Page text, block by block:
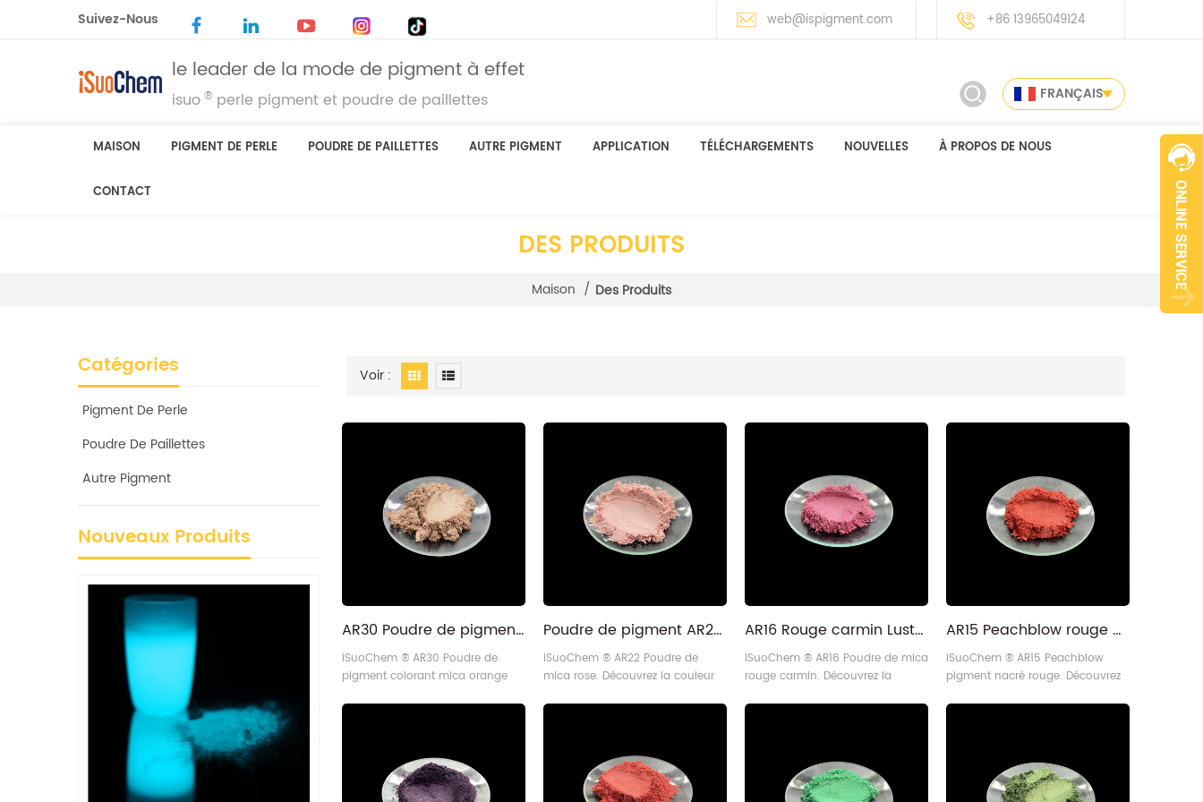
Suivez-Nous web@ispigment.com +86 13965049124
le leader de la mode de pigment à effet
isuo ® perle pigment et poudre de paillettes FRANÇAIS
MAISON PIGMENT DE PERLE POUDRE DE PAILLETTES AUTRE PIGMENT APPLICATION TÉLÉCHARGEMENTS NOUVELLES À PROPOS DE NOUS
CONTACT
DES PRODUITS
Maison / Des Produits
Catégories
Pigment De Perle
Poudre De Paillettes
Autre Pigment
Nouveaux Produits
Voir :
AR30 Poudre de pigment colorant mica brun doré de plage orange pâle
iSuoChem ® AR30 Poudre de
pigment colorant mica orange
nacrée de cette poudre orangée
à 60 microns. Cet orange pâle est
similaire aux poudres de mica
Poudre de pigment AR22 Pink Pearl Mica pour les lèvres
iSuoChem ® AR22 Poudre de
mica rose. Découvrez la couleur
constantes avec une taille de
l'aide de notre équipement auto-
conçu, il est parfait pour de
AR16 Rouge carmin Lustre nacré Poudre de mica pour cuirs
iSuoChem ® AR16 Poudre de mica
rouge carmin. Découvrez la
performances constantes avec
durable à l'aide de notre
équipement auto-conçu, il est
AR15 Peachblow rouge Mica Pearl Pigment pour injections
iSuoChem ® AR15 Peachblow
pigment nacré rouge. Découvrez
performances constantes avec
durable à l'aide de notre
équipement auto-conçu, il est